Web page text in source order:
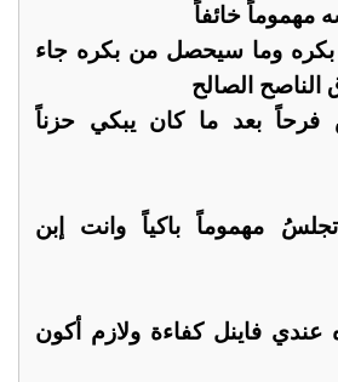
مهموماً خائفاً
وما سيحصل من بكره جاء
الناصح الصالح
فرحاً بعد ما كان يبكي حزناً
مهموماً باكياً وانت إبن
عندي فاينل كفاءة ولازم أكون